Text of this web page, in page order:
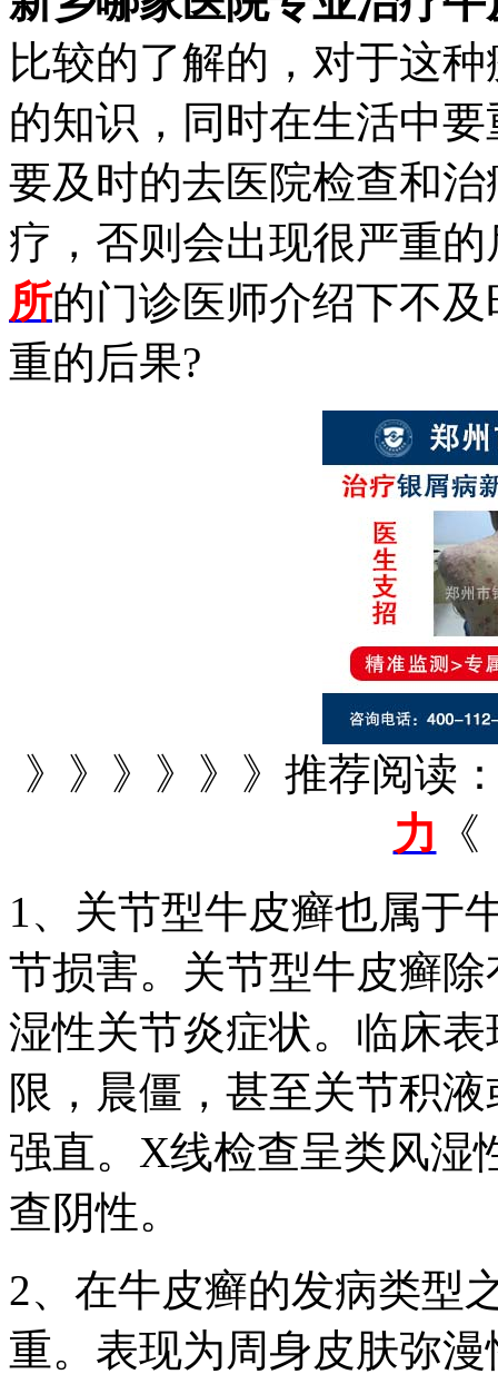
比较的了解的，对于这
的知识，同时在生活中
要及时的去医院检查和
疗，否则会出现很严重
所的门诊医师介绍下不
重的后果?
》》》》》》推荐阅读
力
1、关节型牛皮癣也属于
节损害。关节型牛皮癣
湿性关节炎症状。临床
限，晨僵，甚至关节积
强直。X线检查呈类风湿
查阴性。
2、在牛皮癣的发病类型
重。表现为周身皮肤弥